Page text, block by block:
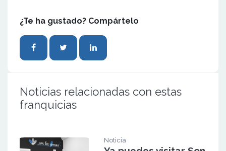
¿Te ha gustado? Compártelo
Noticias relacionadas con estas
franquicias
Noticia